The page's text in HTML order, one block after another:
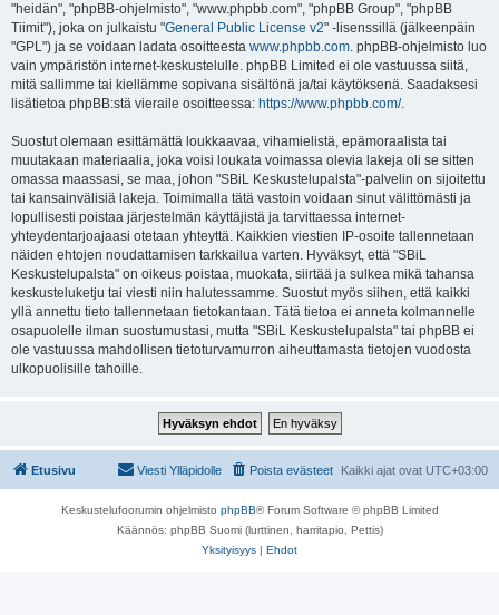
"heidän", "phpBB-ohjelmisto", "www.phpbb.com", "phpBB Group", "phpBB
Tiimit"), joka on julkaistu "General Public License v2" -lisenssillä (jälkeenpäin
"GPL") ja se voidaan ladata osoitteesta www.phpbb.com. phpBB-ohjelmisto luo
vain ympäristön internet-keskustelulle. phpBB Limited ei ole vastuussa siitä,
mitä sallimme tai kiellämme sopivana sisältönä ja/tai käytöksenä. Saadaksesi
lisätietoa phpBB:stä vieraile osoitteessa: https://www.phpbb.com/.
Suostut olemaan esittämättä loukkaavaa, vihamielistä, epämoraalista tai
muutakaan materiaalia, joka voisi loukata voimassa olevia lakeja oli se sitten
omassa maassasi, se maa, johon "SBiL Keskustelupalsta"-palvelin on sijoitettu
tai kansainvälisiä lakeja. Toimimalla tätä vastoin voidaan sinut välittömästi ja
lopullisesti poistaa järjestelmän käyttäjistä ja tarvittaessa internet-
yhteydentarjoajaasi otetaan yhteyttä. Kaikkien viestien IP-osoite tallennetaan
näiden ehtojen noudattamisen tarkkailua varten. Hyväksyt, että "SBiL
Keskustelupalsta" on oikeus poistaa, muokata, siirtää ja sulkea mikä tahansa
keskusteluketju tai viesti niin halutessamme. Suostut myös siihen, että kaikki
yllä annettu tieto tallennetaan tietokantaan. Tätä tietoa ei anneta kolmannelle
osapuolelle ilman suostumustasi, mutta "SBiL Keskustelupalsta" tai phpBB ei
ole vastuussa mahdollisen tietoturvamurron aiheuttamasta tietojen vuodosta
ulkopuolisille tahoille.
Etusivu Kaikki ajat ovat UTC+03:00
Poista evästeet
Viesti Ylläpidolle
Keskustelufoorumin ohjelmisto phpBB® Forum Software © phpBB Limited
Käännös: phpBB Suomi (lurttinen, harritapio, Pettis)
Yksityisyys | Ehdot